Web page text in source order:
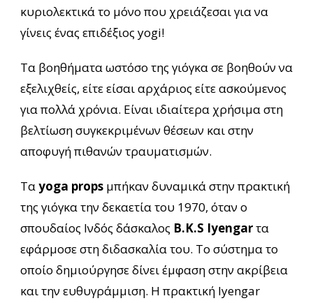
κυριολεκτικά το μόνο που χρειάζεσαι για να
γίνεις ένας επιδέξιος yogi!
Τα βοηθήματα ωστόσο της γιόγκα σε βοηθούν να
εξελιχθείς, είτε είσαι αρχάριος είτε ασκούμενος
για πολλά χρόνια. Είναι ιδιαίτερα χρήσιμα στη
βελτίωση συγκεκριμένων θέσεων και στην
αποφυγή πιθανών τραυματισμών.
Ταyoga props μπήκαν δυναμικά στην πρακτική
της γιόγκα την δεκαετία του 1970, όταν ο
σπουδαίος Ινδός δάσκαλος B.K.S Iyengarτα
εφάρμοσε στη διδασκαλία του. Το σύστημα το
οποίο δημιούργησε δίνει έμφαση στην ακρίβεια
και την ευθυγράμμιση. Η πρακτική Iyengar